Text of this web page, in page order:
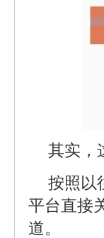
其实，
按照以
平台直接
道。